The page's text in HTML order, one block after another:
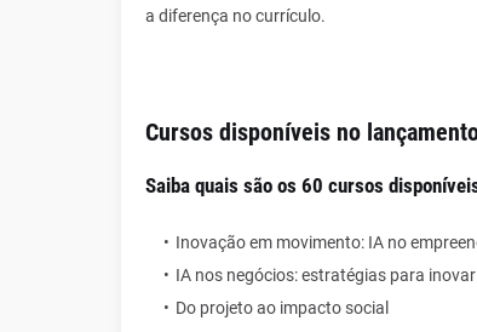
a diferença no currículo.
Cursos disponíveis no
Saiba quais são os 60 cursos
Inovação em movimento: IA no
IA nos negócios: estratégias para
Do projeto ao impacto social